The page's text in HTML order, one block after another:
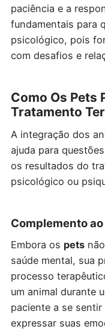
paciência e a
fundamentais para
psicológico, pois
com desafios e
Como Os Pets
Tratamento
A integração dos
ajuda para
os resultados do
psicológico ou
Complemento
Embora os petsnão
saúde mental, sua
processo
um animal durante
paciente a se
expressar suas